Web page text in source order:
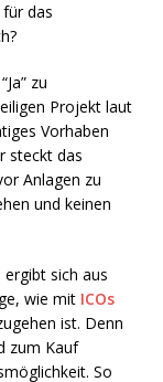
das
zu
Projekt laut
Vorhaben
steckt das
Anlagen zu
und keinen
sich aus
wie mit ICOs
ist. Denn
zum Kauf
So